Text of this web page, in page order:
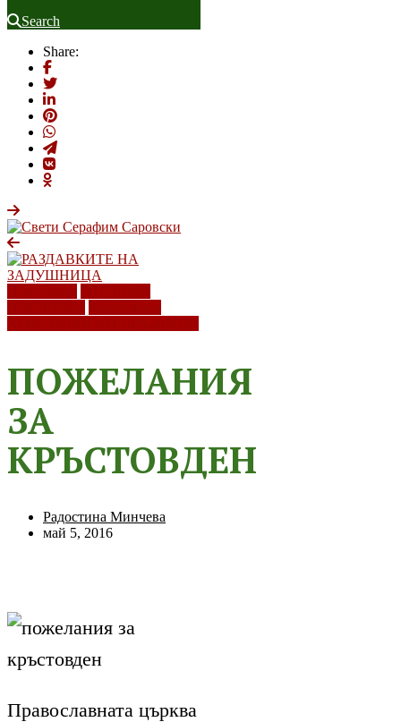
Search
Share:
ПОЖЕЛАНИЯ
ЗА
КРЪСТОВДЕН
Радостина Минчева
май 5, 2016
Православната църква